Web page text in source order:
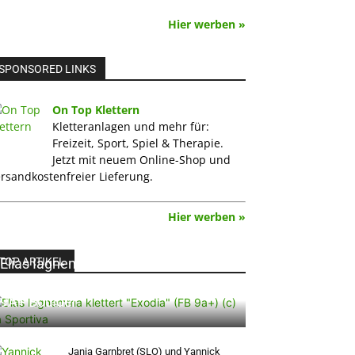
Hier werben »
LINKS
On Top Klettern
Kletteranlagen und mehr für:
Freizeit, Sport, Spiel & Therapie.
Jetzt mit neuem Online-Shop und
Lieferung.
Hier werben »
ARTIKEL
Elias Iagnemma klettert „Exodia“: Ein
9A+ Boulder
Janja Garnbret (SLO) und Yannick